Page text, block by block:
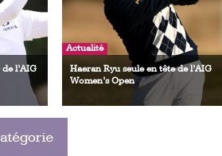
l’AIG
Actualité
Haeran Ryu seule en tête de l’AIG
Women’s Open